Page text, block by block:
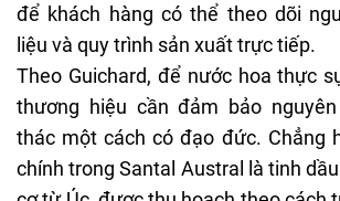
để khách hàng có thể theo dõi
liệu và quy trình sản xuất trực tiếp.
Theo Guichard, để nước hoa thực
thương hiệu cần đảm bảo
thác một cách có đạo đức. Chẳng
chính trong Santal Austral là tinh